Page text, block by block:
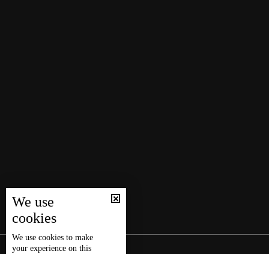
We use
cookies
We use cookies to make
your experience on this